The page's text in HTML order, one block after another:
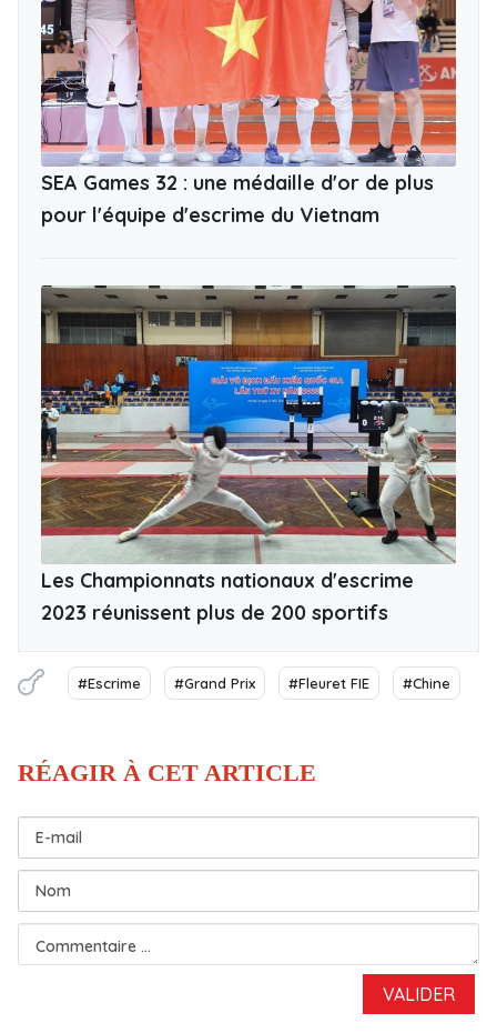
SEA Games 32 : une médaille d'or de plus
pour l'équipe d'escrime du Vietnam
Les Championnats nationaux d'escrime
2023 réunissent plus de 200 sportifs
#Escrime #Grand Prix #Fleuret FIE #Chine